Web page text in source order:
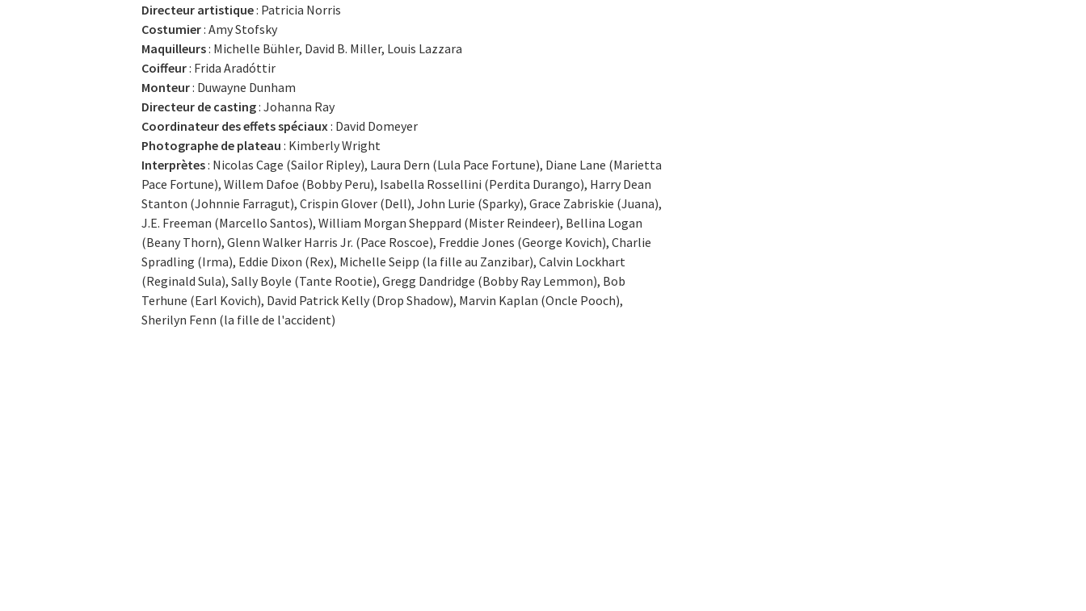
Directeur artistique: Patricia Norris
Costumier: Amy Stofsky
Maquilleurs: Michelle Bühler, David B. Miller, Louis Lazzara
Coiffeur: Frida Aradóttir
Monteur: Duwayne Dunham
Directeur de casting: Johanna Ray
Coordinateur des effets spéciaux : David Domeyer
Photographe de plateau : Kimberly Wright
Interprètes: Nicolas Cage (Sailor Ripley), Laura Dern (Lula Pace Fortune), Diane Lane (Marietta
Pace Fortune), Willem Dafoe (Bobby Peru), Isabella Rossellini (Perdita Durango), Harry Dean
Stanton (Johnnie Farragut), Crispin Glover (Dell), John Lurie (Sparky), Grace Zabriskie (Juana),
J.E. Freeman (Marcello Santos), William Morgan Sheppard (Mister Reindeer), Bellina Logan
(Beany Thorn), Glenn Walker Harris Jr. (Pace Roscoe), Freddie Jones (George Kovich), Charlie
Spradling (Irma), Eddie Dixon (Rex), Michelle Seipp (la fille au Zanzibar), Calvin Lockhart
(Reginald Sula), Sally Boyle (Tante Rootie), Gregg Dandridge (Bobby Ray Lemmon), Bob
Terhune (Earl Kovich), David Patrick Kelly (Drop Shadow), Marvin Kaplan (Oncle Pooch),
Sherilyn Fenn (la fille de l'accident)